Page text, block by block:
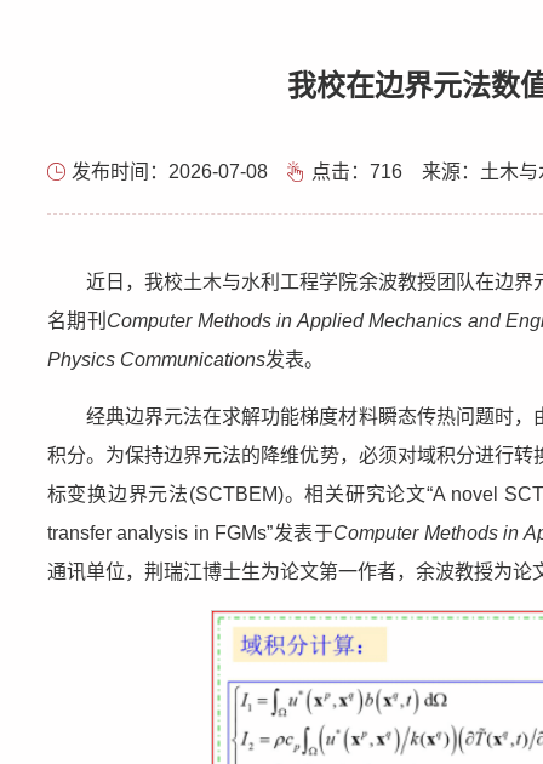
我校在边界元法数
发布时间：2026-07-08 点击： 716 来源：土木
近日，我校土木与水利工程学院余波教授团队在边
名期刊 Computer Methods in Applied Mechanics and
Physics Communications发表。
经典边界元法在求解功能梯度材料瞬态传热问题时
积分。为保持边界元法的降维优势，必须对域积分进行
标变换边界元法(SCTBEM)。相关研究论文“A novel
transfer analysis in FGMs”发表于Computer Methods in
通讯单位，荆瑞江博士生为论文第一作者，余波教授为论